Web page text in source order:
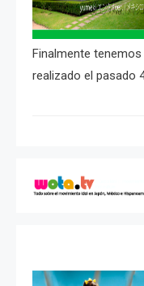
Finalmente
realizado el pasado